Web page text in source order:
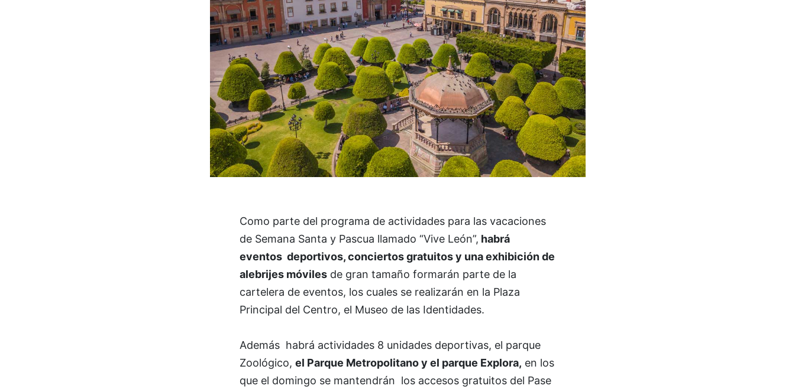
Como parte del programa de actividades para las vacaciones
de Semana Santa y Pascua llamado “Vive León”, habrá
eventos deportivos, conciertos gratuitos y una exhibición de
alebrijes móvilesde gran tamaño formarán parte de la
cartelera de eventos, los cuales se realizarán en la Plaza
Principal del Centro, el Museo de las Identidades.
Además habrá actividades 8 unidades deportivas, el parque
Zoológico, el Parque Metropolitano y el parque Explora, en los
que el domingo se mantendrán los accesos gratuitos del Pase